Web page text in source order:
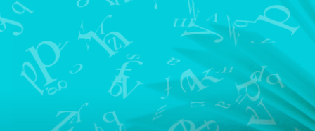
Aller
menu
Aller
contenu
Aller
la
recherche